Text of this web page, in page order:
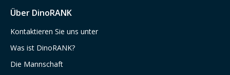
Über DinoRANK
Kontaktieren Sie uns unter
Was ist DinoRANK?
Die Mannschaft